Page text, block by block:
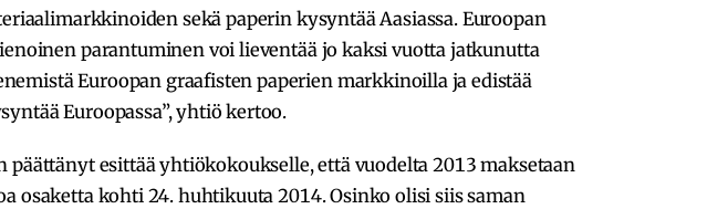
sekä paperin kysyntää Aasiassa. Euroopan
parantuminen voi lieventää jo kaksi vuotta jatkunutta
Euroopan graafisten paperien markkinoilla ja edistää
Euroopassa”, yhtiö kertoo.
päättänyt esittää yhtiökokoukselle, että vuodelta 2013 maksetaan
osaketta kohti 24. huhtikuuta 2014. Osinko olisi siis saman